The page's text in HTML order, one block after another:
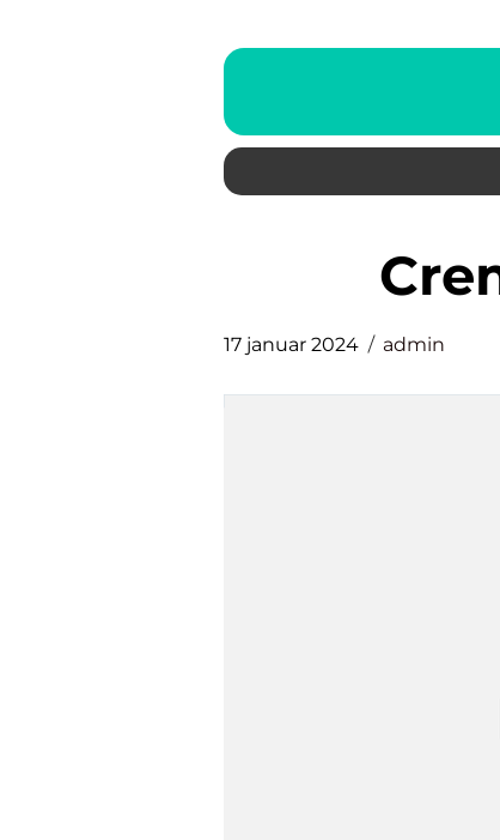
17 januar 2024 admin